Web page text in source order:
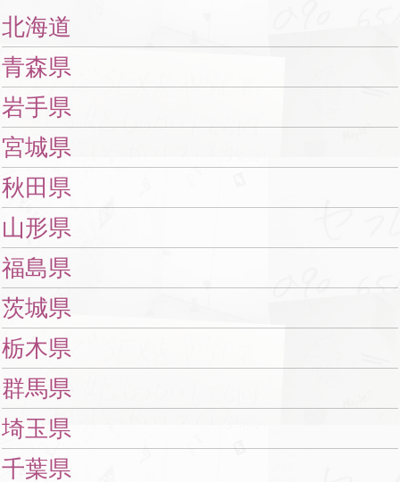
北海道
青森県
岩手県
宮城県
秋田県
山形県
福島県
茨城県
栃木県
群馬県
埼玉県
千葉県